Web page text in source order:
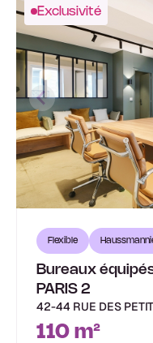
Exclusivité
Flexible
Bureaux
PARIS 2
42-44 RUE DES
110 m²